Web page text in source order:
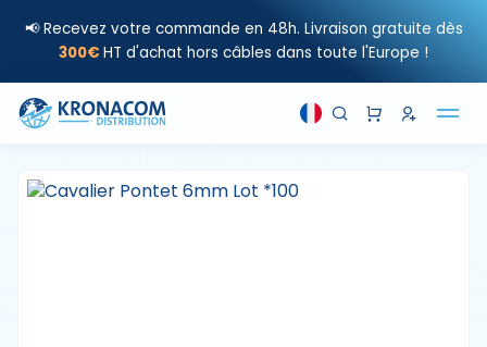
📢 Recevez votre commande en 48h. Livraison gratuite dès
300€ HT d'achat hors câbles dans toute l'Europe !